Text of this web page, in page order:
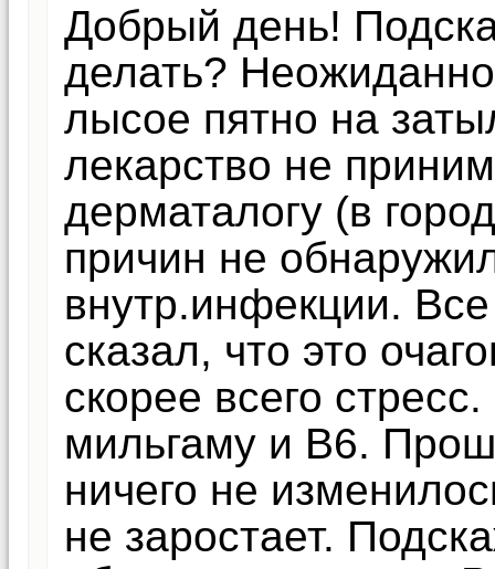
Добрый день!
делать?
лысое пятно на
лекарство не
дерматалогу (в
причин не
внутр.инфекции. Все
сказал, что это
скорее всего
мильгаму и B6.
ничего не
не заростает.